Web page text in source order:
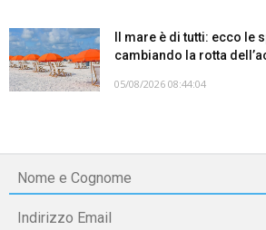
Il mare è di tutti: ecco le
cambiando la rotta
05/08/2026 08:44:04